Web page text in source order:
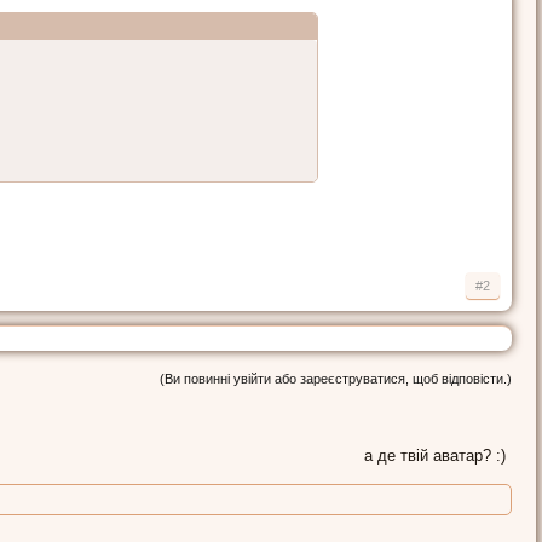
#2
(Ви повинні увійти або зареєструватися, щоб відповісти.)
а де твій аватар? :)